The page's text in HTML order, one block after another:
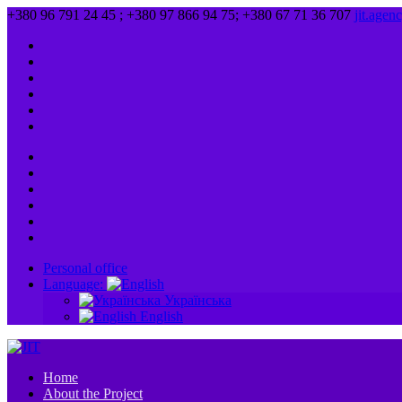
+380 96 791 24 45 ; +380 97 866 94 75; +380 67 71 36 707
Personal office
Language:
Українська
English
Home
About the Project